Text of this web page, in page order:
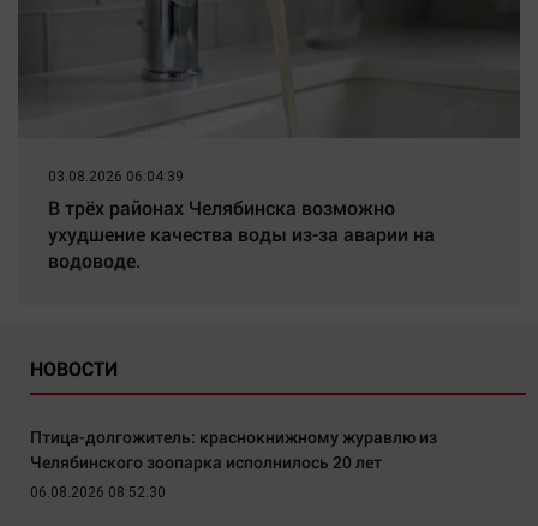
03.08.2026 06:04:39
В трёх районах Челябинска возможно
ухудшение качества воды из-за аварии на
водоводе.
НОВОСТИ
Птица-долгожитель: краснокнижному журавлю из
Челябинского зоопарка исполнилось 20 лет
06.08.2026 08:52:30